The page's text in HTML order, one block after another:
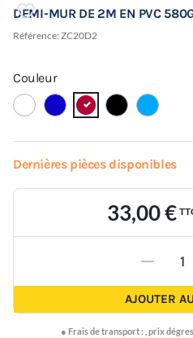
DEMI-MUR DE 2M EN PVC
Référence: ZC20D2
Couleur
Dernières pièces disponibles
33,00 €
-
AJOUTER
● Frais de transport : prix